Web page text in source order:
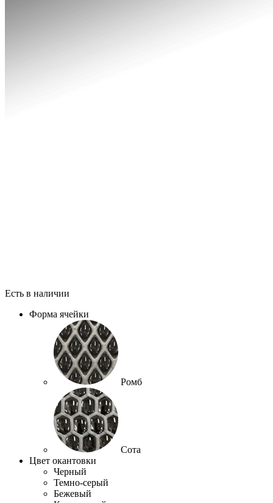
Есть в наличии
Форма ячейки
Ромб
Сота
Цвет окантовки
Черный
Темно-серый
Бежевый